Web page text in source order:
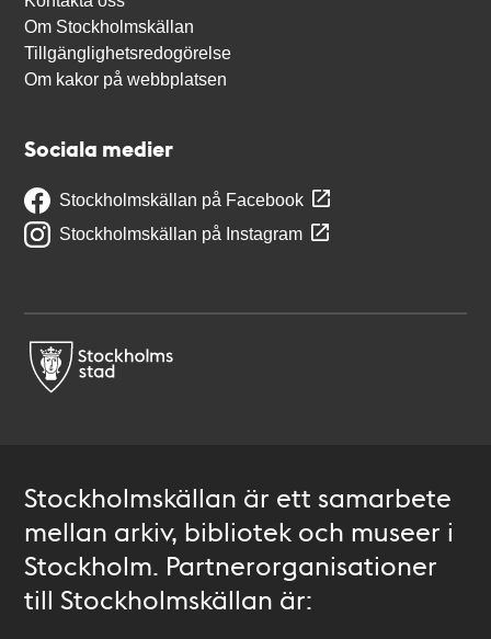
Om Stockholmskällan
Tillgänglighetsredogörelse
Om kakor på webbplatsen
Sociala medier
Stockholmskällan på Facebook
Stockholmskällan på Instagram
Stockholmskällan är ett samarbete
mellan arkiv, bibliotek och museer i
Stockholm. Partnerorganisationer
till Stockholmskällan är: